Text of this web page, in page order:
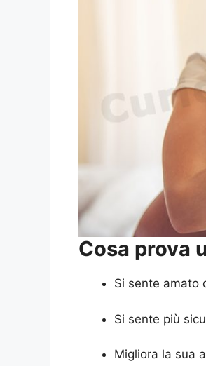
Cosa prova
Si sente amato
Si sente più
Migliora la sua